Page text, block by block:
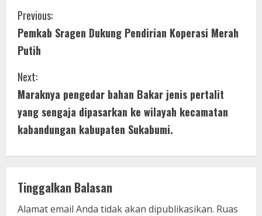
C
o
n
t
i
n
u
e
Previous:
Pemkab Sragen Dukung Pendirian Koperasi Merah
Putih
Next:
Maraknya pengedar bahan Bakar jenis pertalit
yang sengaja dipasarkan ke wilayah kecamatan
kabandungan kabupaten Sukabumi.
Tinggalkan Balasan
Alamat email Anda tidak akan dipublikasikan. Ruas